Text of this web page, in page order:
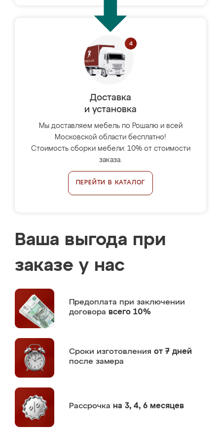
Доставка
и установка
Мы доставляем мебель по Рошалю и всей
Московской области бесплатно!
Стоимость сборки мебели: 10% от стоимости
заказа.
ПЕРЕЙТИ В КАТАЛОГ
Ваша выгода при
заказе у нас
Предоплата при заключении
договора всего 10%
Сроки изготовления от 7 дней
после замера
Рассрочка на 3, 4, 6 месяцев